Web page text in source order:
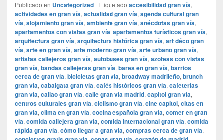
Publicado en Uncategorized | Etiquetado accesibilidad gran vía,
actividades en gran vía, actualidad gran vía, agenda cultural gran
vía, alojamiento gran vía, ambiente gran vía, anécdotas gran vía,
apartamentos con vistas gran vía, apartamentos turísticos gran vía,
arquitectura gran vía, arquitectura histórica gran vía, art déco gran
vía, arte en gran vía, arte moderno gran vía, arte urbano gran vía,
artistas callejeros gran vía, autobuses gran vía, azoteas con vistas
gran vía, bandas callejeras gran vía, bares en gran vía, barrios
cerca de gran vía, bicicletas gran vía, broadway madrileño, brunch
gran vía, cabalgata gran vía, cafés históricos gran vía, cafeterías
gran vía, callao gran vía, calle gran vía madrid, capitol gran vía,
centros culturales gran vía, ciclismo gran vía, cine capitol, citas en
gran vía, clima en gran vía, cocina española gran vía, comer en gran
vía, comida callejera gran vía, comida internacional gran vía, comida
rápida gran vía, cómo llegar a gran vía, compras cerca de gran vía,